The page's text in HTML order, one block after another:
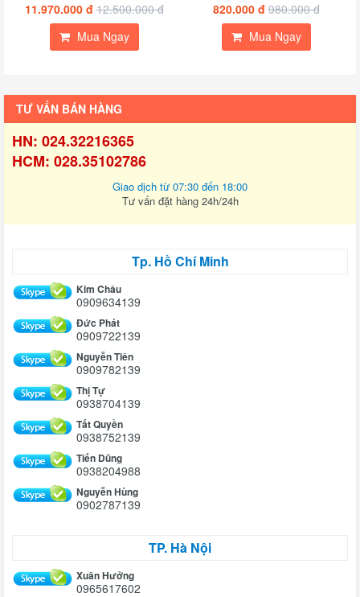
11.970.000 đ 12.500.000 đ
Mua Ngay
820.000 đ 980.000 đ
Mua Ngay
TƯ VẤN BÁN HÀNG
HN: 024.32216365
HCM: 028.35102786
Giao dịch từ 07:30 đến 18:00
Tư vấn đặt hàng 24h/24h
Tp. Hồ Chí Minh
Kim Châu
0909634139
Đức Phát
0909722139
Nguyễn Tiên
0909782139
Thị Tự
0938704139
Tất Quyền
0938752139
Tiến Dũng
0938204988
Nguyễn Hùng
0902787139
TP. Hà Nội
Xuân Hưởng
0965617602